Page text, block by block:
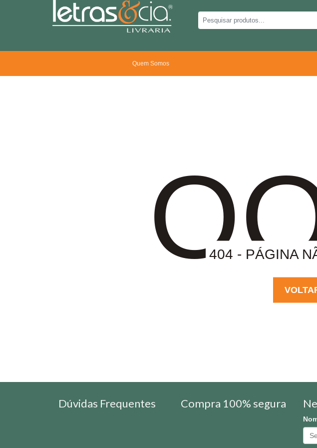
Quem Somos
404 - PÁGINA
Dúvidas Frequentes Compra 100% segura